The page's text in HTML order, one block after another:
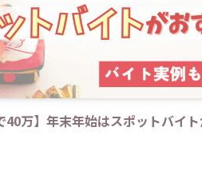
40万】年末年始はスポットバイ